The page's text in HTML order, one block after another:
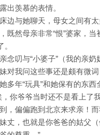
出羡慕的表情。
边与她聊天，母女之间有太
既然母亲非常“恨”婆家，
念叨与“小婆子”（我的亲
对我问这些事还是颇有微
多年“玩具”和她保有的东西
你爷爷当时还不是看上了
，偏偏跑到北京来求亲！
丈，也就是你爸爸的姑父